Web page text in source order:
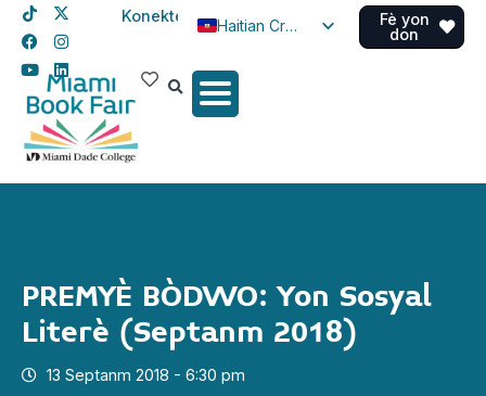
Konekte
Haitian Creole
Spanish
Fè yon
don
PREMYÈ BÒDWO: Yon Sosyal
Literè (Septanm 2018)
13 Septanm 2018 - 6:30 pm